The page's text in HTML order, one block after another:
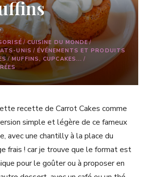
/CUISINE DU MONDE/
UNIS / ÉVÉNEMENTS ET PRODUITS
/MUFFINS, CUPCAKES... /
recette de Carrot Cakes comme
simple et légère de ce fameux
avec une chantilly à la place du
frais ! car je trouve que le format est
pour le goûter ou à proposer en